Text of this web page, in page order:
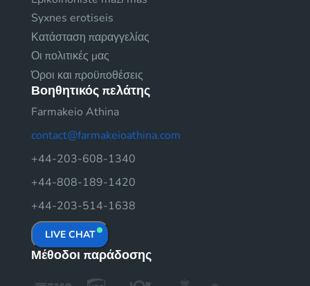
Syxnes erotiseis
Κατάσταση παραγγελίας
Οι πολιτικές μας
Όροι και προϋποθέσεις
Βοηθητικός πελάτης
Farmakeio Athina
contact@farmakeioathina.com
+44-203-608-1340
+44-808-189-1420
+44-203-514-1638
LIVE CHAT
Μέθοδοι παράδοσης